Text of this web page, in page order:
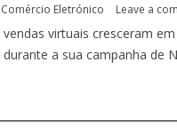
Comércio Eletrónico Leave a
virtuais cresceram
a sua campanha de